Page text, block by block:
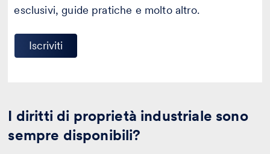
esclusivi, guide pratiche e molto altro.
Iscriviti
I diritti di proprietà industriale sono
sempre disponibili?